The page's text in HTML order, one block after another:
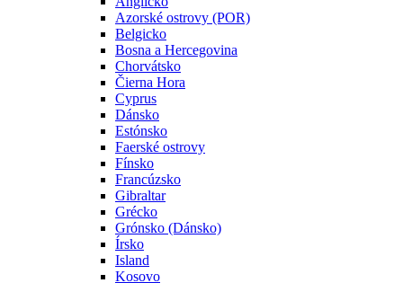
Azorské ostrovy (POR)
Belgicko
Bosna a Hercegovina
Chorvátsko
Čierna Hora
Cyprus
Dánsko
Estónsko
Faerské ostrovy
Fínsko
Francúzsko
Gibraltar
Grécko
Grónsko (Dánsko)
Írsko
Island
Kosovo